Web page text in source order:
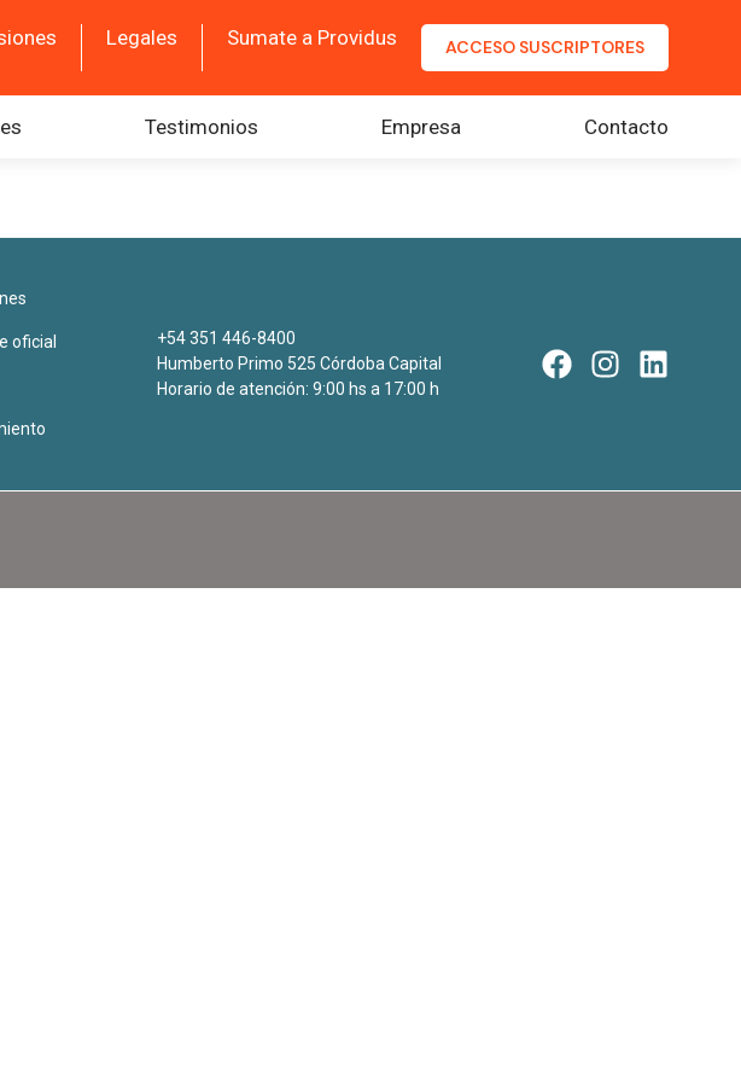
Legales Sumate a Providus ACCESO SUSCRIPTORES
Testimonios Empresa Contacto
oficial
+54 351 446-8400
Humberto Primo 525 Córdoba Capital
Horario de atención: 9:00 hs a 17:00 h